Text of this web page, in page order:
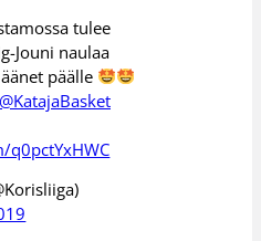
tulee
Jouni naulaa
päälle
@KatajaBasket
q0pctYxHWC